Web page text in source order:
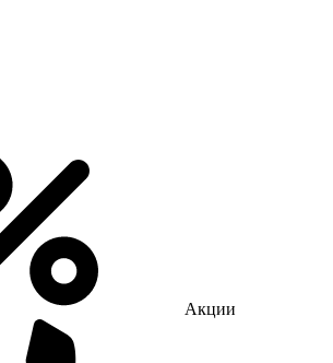
Акции